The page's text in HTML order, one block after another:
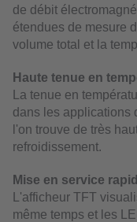
de débit
étendues de mesure
volume total et la
Haute tenue en
La tenue en
dans les applications
l'on trouve de très
refroidissement.
Mise en service
L'afficheur TFT
même temps et les